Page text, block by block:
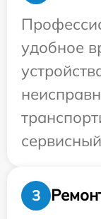
удобное
3